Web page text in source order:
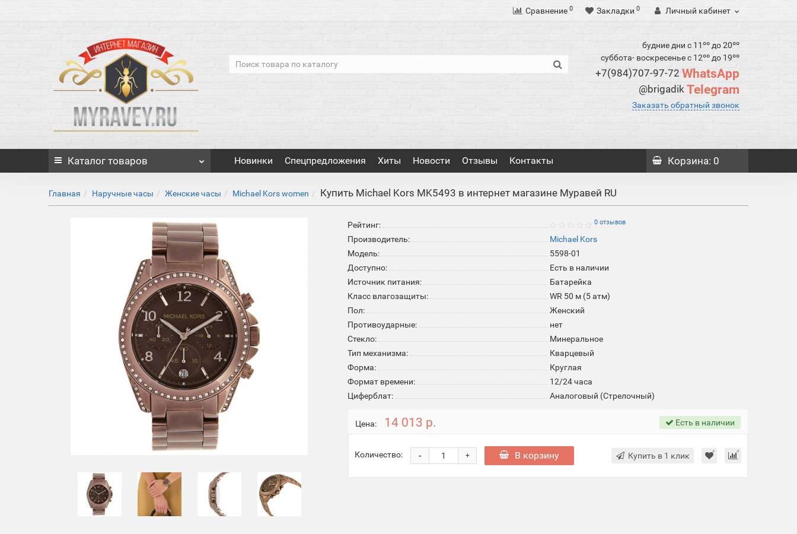
Сравнение 0 Закладки 0 Личный кабинет
будние дни с 11ºº до 20ºº
суббота- воскресенье с 12ºº до 19ºº
+7(984)707-97-72 WhatsApp
@brigadikTelegram
Заказать обратный звонок
Каталог товаров Новинки Спецпредложения Хиты Новости Отзывы Контакты Корзина: 0
Главная Наручные часы Женские часы Michael Kors women Купить Michael Kors MK5493 в интернет магазине Муравей RU
Рейтинг: 0 отзывов
Производитель:
Michael Kors
Модель:
5598-01
Доступно:
Есть в наличии
Источник питания:
Батарейка
Класс влагозащиты:
WR 50 м (5 атм)
Пол:
Женский
Противоударные:
нет
Стекло:
Минеральное
Тип механизма:
Кварцевый
Форма:
Круглая
Формат времени:
12/24 часа
Циферблат:
Аналоговый (Стрелочный)
Цена: 14 013 р. Есть в наличии
Количество: +
- В корзину Купить в 1 клик